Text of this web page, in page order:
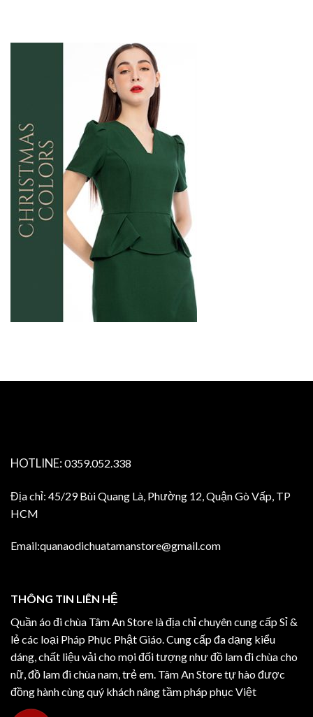
HOTLINE: 0359.052.338
Địa chỉ: 45/29 Bùi Quang Là, Phường 12, Quận Gò Vấp, TP
HCM
Email:quanaodichuatamanstore@gmail.com
THÔNG TIN LIÊN HỆ
Quần áo đi chùa Tâm An Store là địa chỉ chuyên cung cấp Sỉ &
lẻ các loại Pháp Phục Phật Giáo. Cung cấp đa dạng kiểu
dáng, chất liệu vải cho mọi đối tượng như đồ lam đi chùa cho
nữ, đồ lam đi chùa nam, trẻ em. Tâm An Store tự hào được
đồng hành cùng quý khách nâng tầm pháp phục Việt